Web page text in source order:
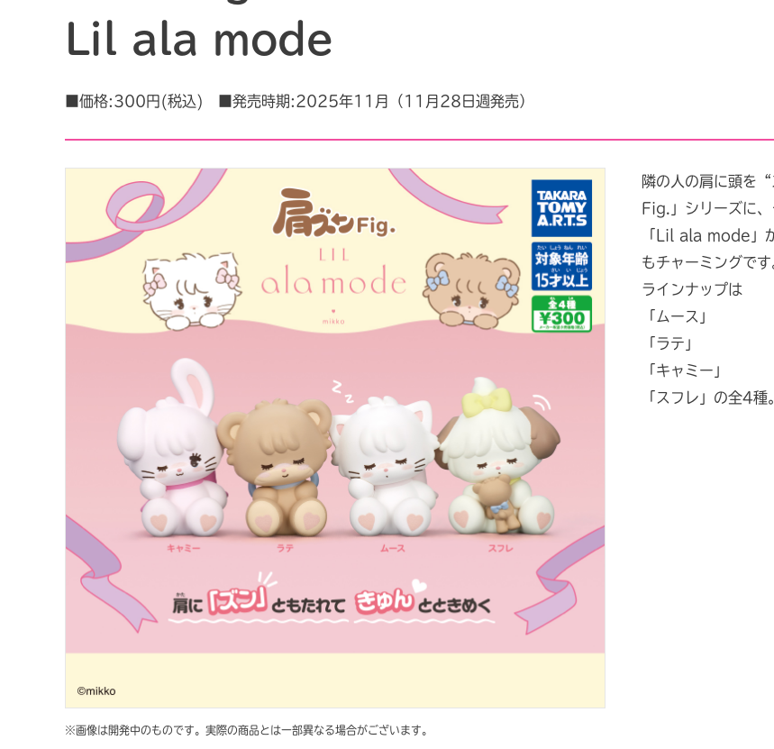
Lil ala mode
■価格:300円(税込) ■発売時期:2025年11月（11月28日週発売）
※画像は開発中のものです。実際の商品とは一部異なる場合がございます。
隣の人の肩に頭を
Fig.」シリーズに
「Lil ala mode」
もチャーミングで
ラインナップは
「ムース」
「ラテ」
「キャミー」
「スフレ」の全4種。